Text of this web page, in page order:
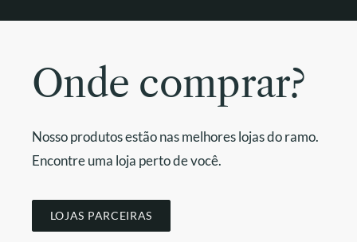
Onde comprar?
Nosso produtos estão nas melhores lojas do ramo.
Encontre uma loja perto de você.
LOJAS PARCEIRAS